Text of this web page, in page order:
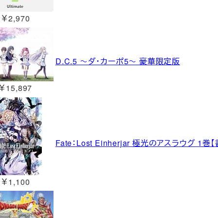
￥2,970
15,897
D.C.5 ～ダ・カーポ5～ 豪華限定版
￥1,100
Fate：Lost Einherjar 極光のアスラウグ 1巻【